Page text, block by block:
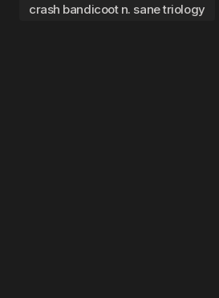
crash bandicoot n. sane triology